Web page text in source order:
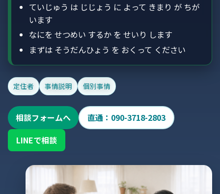
ていじゅう は じじょう に よって きまり が ちが
います
なにを せつめい するか を せいり します
まずは そうだんひょう を おくって ください
定住者 事情説明 個別事情
相談フォームへ
直通：090-3718-2803
LINEで相談